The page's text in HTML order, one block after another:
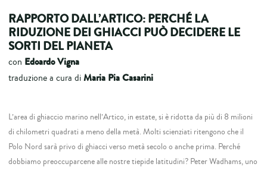
RAPPORTO DALL’ARTICO: PERCHÉ LA
RIDUZIONE DEI GHIACCI PUÒ DECIDERE LE
SORTI DEL PIANETA
con Edoardo Vigna
traduzione a cura diMaria Pia Casarini
L’area di ghiaccio marino nell’Artico, in estate, si è ridotta da più di 8 milioni
di chilometri quadrati a meno della metà. Molti scienziati ritengono che il
Polo Nord sarà privo di ghiacci verso metà secolo o anche prima. Perché
dobbiamo preoccuparcene alle nostre tiepide latitudini? Peter Wadhams, uno